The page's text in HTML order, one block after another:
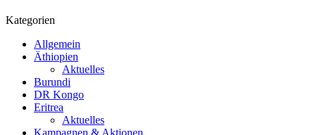
Kategorien
Allgemein
Äthiopien
Aktuelles
Burundi
DR Kongo
Eritrea
Aktuelles
Kampagnen & Aktionen